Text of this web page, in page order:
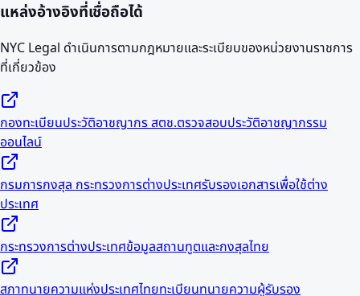
แหล่งอ้างอิงที่เชื่อถือได้
NYC Legal ดำเนินการตามกฎหมายและระเบียบของหน่วยงานราชการ
ที่เกี่ยวข้อง
กองทะเบียนประวัติอาชญากร สตช.ตรวจสอบประวัติอาชญากรรม
ออนไลน์
กรมการกงสุล กระทรวงการต่างประเทศรับรองเอกสารเพื่อใช้ต่าง
ประเทศ
กระทรวงการต่างประเทศข้อมูลสถานทูตและกงสุลไทย
สภาทนายความแห่งประเทศไทยทะเบียนทนายความผู้รับรอง